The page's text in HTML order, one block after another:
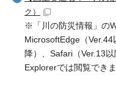
ク）
※「川の防災情報」の
MicrosoftEdge（
降）、Safari（Ver.13
Explorerでは閲覧できま